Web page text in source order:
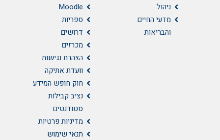
ניהול
מדעי החיים
והבריאות
Moodle
ספריות
דרושים
מכרזים
הצהרת נגישות
וועדת אתיקה
חוק חופש המידע
נציב קבילות
סטודנטים
מדיניות פרטיות
תנאי שימוש